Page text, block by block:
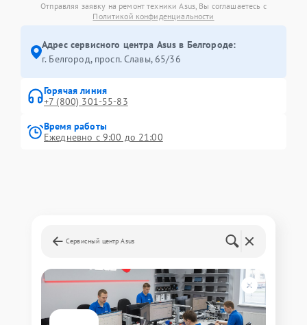
Отправляя заявку на ремонт техники Asus, Вы соглашаетесь с
Политикой конфиденциальности
Адрес сервисного центра Asus в Белгороде:
г. Белгород, просп. Славы, 65/36
Горячая линия
+7 (800) 301-55-83
Время работы
Ежедневно с 9:00 до 21:00
Сервисный центр Asus